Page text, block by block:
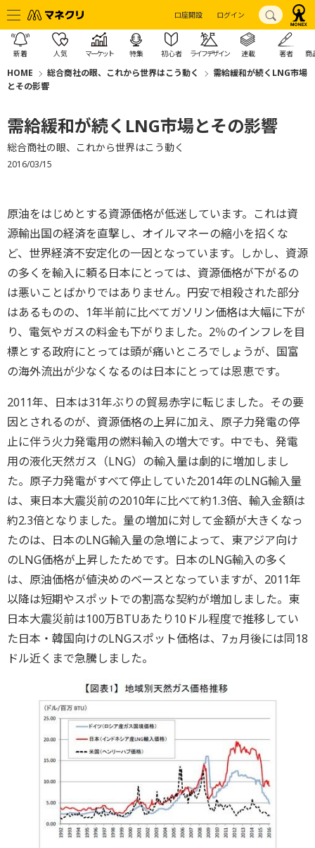
口座開設 ログイン
新着 人気 マーケット 特集 初心者 ライフデザイン 連載 著者 商
HOME 総合商社の眼、これから世界はこう動く
需給緩和が続くLNG市場
とその影響
需給緩和が続くLNG市場とその影響
総合商社の眼、これから世界はこう動く
2016/03/15
原油をはじめとする資源価格が低迷しています。これは資
源輸出国の経済を直撃し、オイルマネーの縮小を招くな
ど、世界経済不安定化の一因となっています。しかし、資源
の多くを輸入に頼る日本にとっては、資源価格が下がるの
は悪いことばかりではありません。円安で相殺された部分
はあるものの、1年半前に比べてガソリン価格は大幅に下が
り、電気やガスの料金も下がりました。2％のインフレを目
標とする政府にとっては頭が痛いところでしょうが、国富
の海外流出が少なくなるのは日本にとっては恩恵です。
2011年、日本は31年ぶりの貿易赤字に転じました。その要
因とされるのが、資源価格の上昇に加え、原子力発電の停
止に伴う火力発電用の燃料輸入の増大です。中でも、発電
用の液化天然ガス（LNG）の輸入量は劇的に増加しまし
た。原子力発電がすべて停止していた2014年のLNG輸入量
は、東日本大震災前の2010年に比べて約1.3倍、輸入金額は
約2.3倍となりました。量の増加に対して金額が大きくなっ
たのは、日本のLNG輸入量の急増によって、東アジア向け
のLNG価格が上昇したためです。日本のLNG輸入の多く
は、原油価格が値決めのベースとなっていますが、2011年
以降は短期やスポットでの割高な契約が増加しました。東
日本大震災前は100万BTUあたり10ドル程度で推移してい
た日本・韓国向けのLNGスポット価格は、7ヵ月後には同18
ドル近くまで急騰しました。